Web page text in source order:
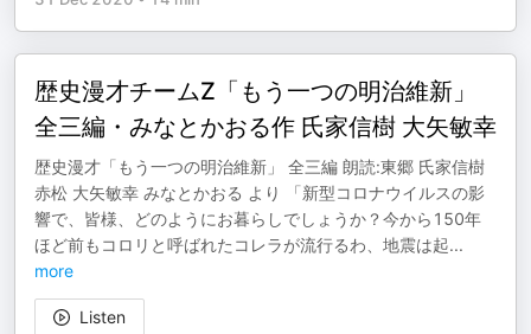
歴史漫才チームΖ「もう一つの明治維新」
全三編・みなとかおる作 氏家信樹 大矢敏幸
歴史漫才「もう一つの明治維新」 全三編 朗読:東郷 氏家信樹
赤松 大矢敏幸 みなとかおる より 「新型コロナウイルスの影
響で、皆様、どのようにお暮らしでしょうか？今から150年
ほど前もコロリと呼ばれたコレラが流行るわ、地震は起...
more
Listen